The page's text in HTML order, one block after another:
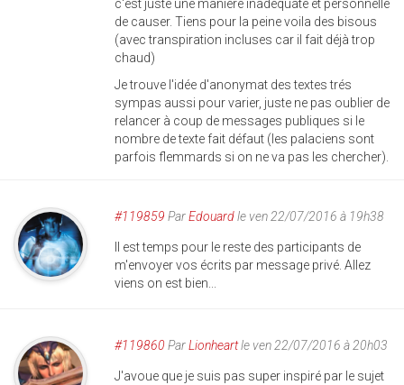
c'est juste une manière inadéquate et personnelle
de causer. Tiens pour la peine voila des bisous
(avec transpiration incluses car il fait déjà trop
chaud)
Je trouve l'idée d'anonymat des textes trés
sympas aussi pour varier, juste ne pas oublier de
relancer à coup de messages publiques si le
nombre de texte fait défaut (les palaciens sont
parfois flemmards si on ne va pas les chercher).
#119859 ParEdouardle ven 22/07/2016 à 19h38
Il est temps pour le reste des participants de
m'envoyer vos écrits par message privé. Allez
viens on est bien...
#119860 ParLionheartle ven 22/07/2016 à 20h03
J'avoue que je suis pas super inspiré par le sujet